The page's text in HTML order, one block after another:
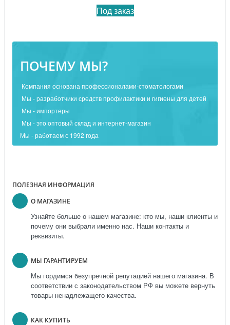
ПОЧЕМУ МЫ?
Компания основана профессионалами-стоматологами
Мы - разработчики средств профилактики и гигиены для детей
Мы - импортеры
Мы - это оптовый склад и интернет-магазин
Мы - работаем с 1992 года
ПОЛЕЗНАЯ ИНФОРМАЦИЯ
О МАГАЗИНЕ
Узнайте больше о нашем магазине: кто мы, наши клиенты и
почему они выбрали именно нас. Наши контакты и
реквизиты.
МЫ ГАРАНТИРУЕМ
Мы гордимся безупречной репутацией нашего магазина. В
соответствии с законодательством РФ вы можете вернуть
товары ненадлежащего качества.
КАК КУПИТЬ
Под заказ